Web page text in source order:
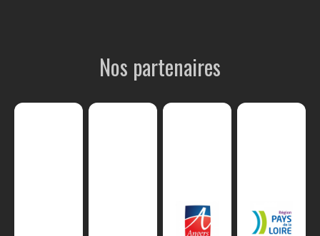
Nos partenaires